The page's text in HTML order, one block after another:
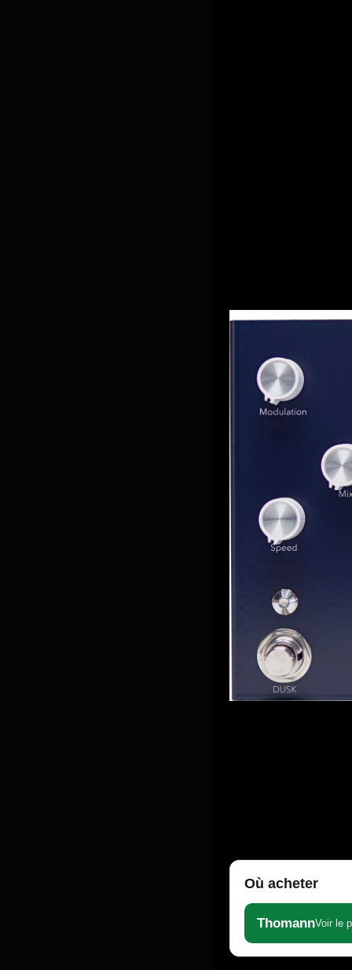
Où acheter
ThomannVoir le